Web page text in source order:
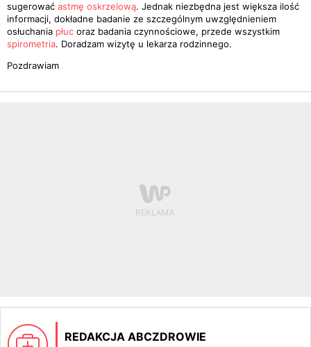
sugerować astmę oskrzelową. Jednak niezbędna jest większa ilość
informacji, dokładne badanie ze szczególnym uwzględnieniem
osłuchania płuc oraz badania czynnościowe, przede wszystkim
spirometria. Doradzam wizytę u lekarza rodzinnego.
Pozdrawiam
REDAKCJA ABCZDROWIE